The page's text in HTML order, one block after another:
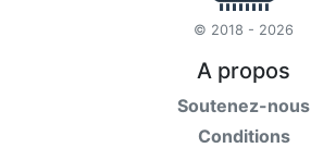
© 2018 - 2026
A propos
Soutenez-nous
Conditions